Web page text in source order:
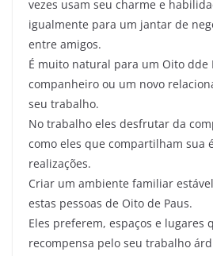
vezes usam seu charme e
igualmente para um jantar de
entre amigos.
É muito natural para um Oito dde
companheiro ou um novo
seu trabalho.
No trabalho eles desfrutar da
como eles que compartilham sua
realizações.
Criar um ambiente familiar
estas pessoas de Oito de Paus.
Eles preferem, espaços e lugares
recompensa pelo seu trabalho